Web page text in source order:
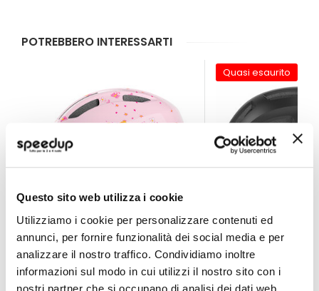
Questo sito web utilizza i cookie
Utilizziamo i cookie per personalizzare contenuti ed
annunci, per fornire funzionalità dei social media e per
analizzare il nostro traffico. Condividiamo inoltre
informazioni sul modo in cui utilizzi il nostro sito con i
nostri partner che si occupano di analisi dei dati web,
POTREBBERO INTERESSARTI
Casco bici bambino Smiley 3.0 Principessa
Quasi esaurito
Casco bici bambino